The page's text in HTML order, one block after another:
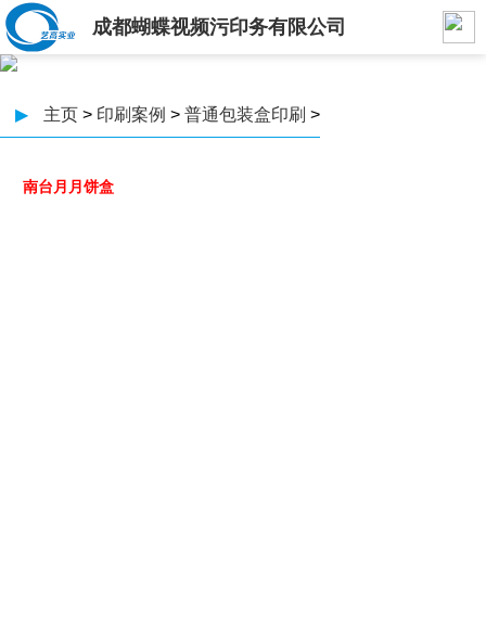
成都蝴蝶视频污印务有限公司
▶ 主页 > 印刷案例 > 普通包装盒印刷 >
南台月月饼盒